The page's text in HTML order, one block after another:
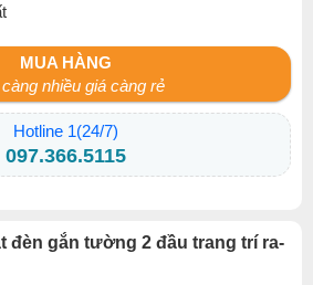
MUA HÀNG
nhiều giá càng rẻ
Hotline 1(24/7)
097.366.5115
đèn gắn tường 2 đầu trang trí ra-